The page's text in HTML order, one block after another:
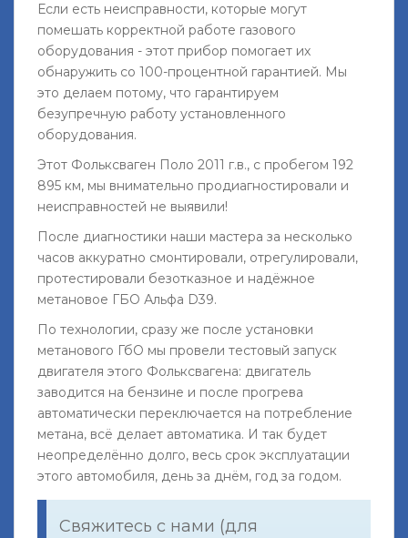
Если есть неисправности, которые могут
помешать корректной работе газового
оборудования - этот прибор помогает их
обнаружить со 100-процентной гарантией. Мы
это делаем потому, что гарантируем
безупречную работу установленного
оборудования.
Этот Фольксваген Поло 2011 г.в., с пробегом 192
895 км, мы внимательно продиагностировали и
неисправностей не выявили!
После диагностики наши мастера за несколько
часов аккуратно смонтировали, отрегулировали,
протестировали безотказное и надёжное
метановое ГБО Альфа D39.
По технологии, сразу же после установки
метанового ГбО мы провели тестовый запуск
двигателя этого Фольксвагена: двигатель
заводится на бензине и после прогрева
автоматически переключается на потребление
метана, всё делает автоматика. И так будет
неопределённо долго, весь срок эксплуатации
этого автомобиля, день за днём, год за годом.
Свяжитесь с нами (для